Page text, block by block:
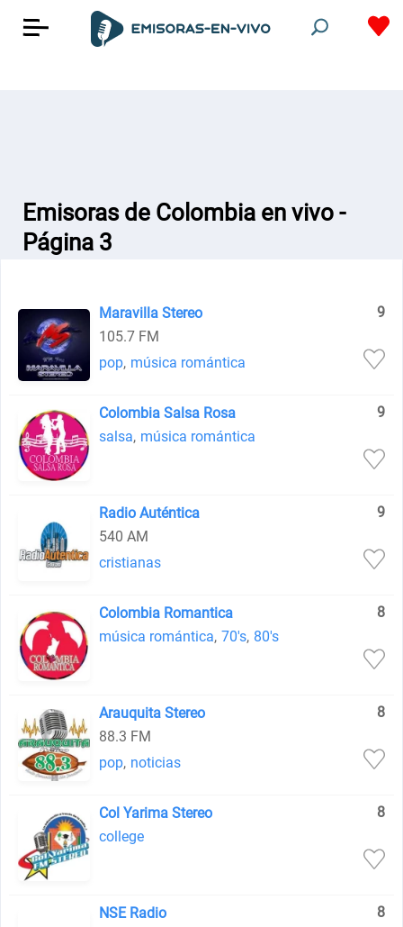
Emisoras de Colombia en vivo -
Página 3
Maravilla Stereo
9
105.7 FM
pop, música romántica
Colombia Salsa Rosa
9
salsa, música romántica
Radio Auténtica
9
540 AM
cristianas
Colombia Romantica
8
música romántica, 70's, 80's
Arauquita Stereo
8
88.3 FM
pop, noticias
Col Yarima Stereo
8
college
NSE Radio
8